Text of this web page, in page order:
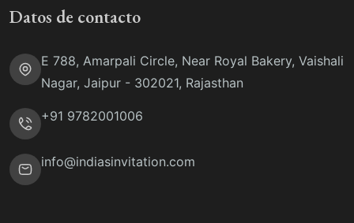
Datos de contacto
E 788, Amarpali Circle, Near Royal Bakery, Vaishali
Nagar, Jaipur - 302021, Rajasthan
+91 9782001006
info@indiasinvitation.com